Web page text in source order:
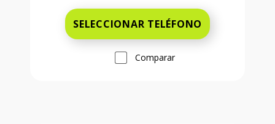
SELECCIONAR TELÉFONO
Comparar